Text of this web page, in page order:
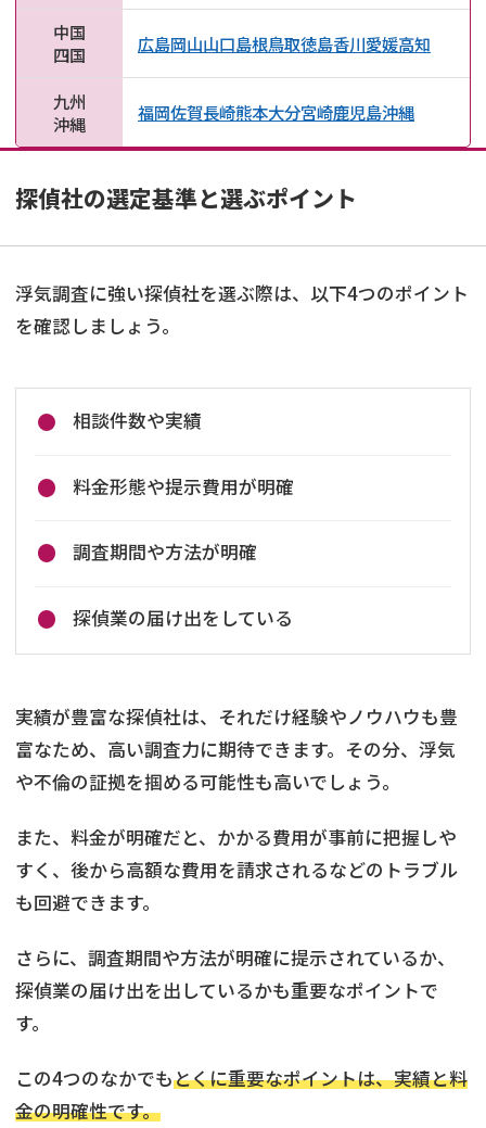
中国
四国
広島岡山山口島根鳥取徳島香川愛媛高知
九州
沖縄
福岡佐賀長崎熊本大分宮崎鹿児島沖縄
探偵社の選定基準と選ぶポイント
浮気調査に強い探偵社を選ぶ際は、以下4つのポイント
を確認しましょう。
相談件数や実績
料金形態や提示費用が明確
調査期間や方法が明確
探偵業の届け出をしている
実績が豊富な探偵社は、それだけ経験やノウハウも豊
富なため、高い調査力に期待できます。その分、浮気
や不倫の証拠を掴める可能性も高いでしょう。
また、料金が明確だと、かかる費用が事前に把握しや
すく、後から高額な費用を請求されるなどのトラブル
も回避できます。
さらに、調査期間や方法が明確に提示されているか、
探偵業の届け出を出しているかも重要なポイントで
す。
この4つのなかでもとくに重要なポイントは、実績と料
金の明確性です。